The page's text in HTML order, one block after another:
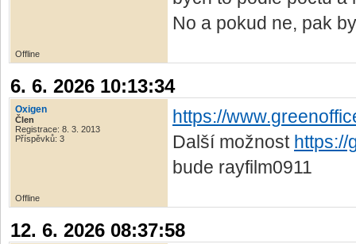
No a pokud ne, pak
Offline
6. 6. 2026 10:13:34
Oxigen
Člen
Registrace: 8. 3. 2013
Příspěvků: 3
https://
Další možnost https://
bude rayfilm0911
Offline
12. 6. 2026 08:37:58